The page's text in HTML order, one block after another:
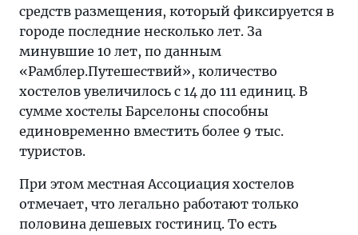
средств размещения, который фиксируется в
городе последние несколько лет. За
минувшие 10 лет, по данным
«Рамблер.Путешествий», количество
хостелов увеличилось с 14 до 111 единиц. В
сумме хостелы Барселоны способны
единовременно вместить более 9 тыс.
туристов.
При этом местная Ассоциация хостелов
отмечает, что легально работают только
половина дешевых гостиниц. То есть